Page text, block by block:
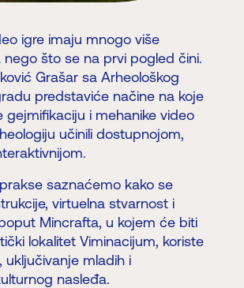
igre imaju mnogo više
što se na prvi pogled čini.
Grašar sa Arheološkog
predstaviće načine na koje
gejmifikaciju i mehanike video
učinili dostupnojom,
saznaćemo kako se
virtuelna stvarnost i
Mincrafta, u kojem će biti
lokalitet Viminacijum, koriste
uključivanje mladih i
nasleđa.